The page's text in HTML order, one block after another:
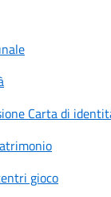
Carta di
gioco